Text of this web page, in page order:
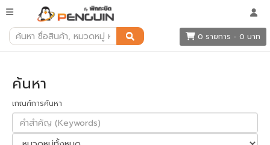
0 รายการ - 0 บาท
ค้นหา
ค้นหา
เกณฑ์การค้นหา